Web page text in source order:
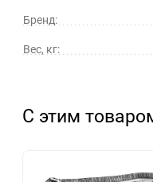
Бренд:
Вес, кг:
С этим